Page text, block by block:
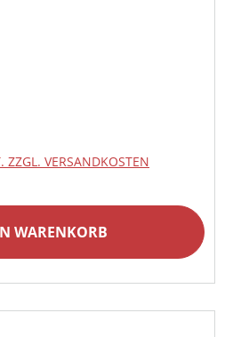
ZZGL. VERSANDKOSTEN
WARENKORB